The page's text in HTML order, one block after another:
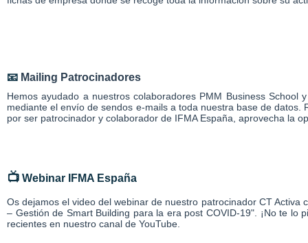
📧 Mailing Patrocinadores
Hemos ayudado a nuestros colaboradores PMM Business School
mediante el envío de sendos e-mails a toda nuestra base de datos.
por ser patrocinador y colaborador de IFMA España, aprovecha la
📺 Webinar IFMA España
Os dejamos el video del webinar de nuestro patrocinador CT Activa
– Gestión de Smart Building para la era post COVID-19". ¡No te lo
recientes en nuestro canal de YouTube.